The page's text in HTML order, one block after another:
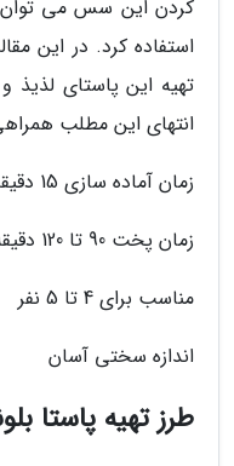
کردن این سس می توان
استفاده کرد. در این
تهیه این پاستای لذیذ
انتهای این مطلب
زمان آماده سازی 15 دقیقه
زمان پخت 90 تا 120 دقیقه
مناسب برای 4 تا 5 نفر
اندازه سختی آسان
طرز تهیه پاستا